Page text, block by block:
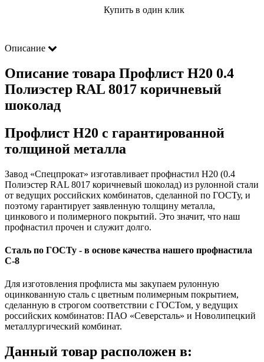
Купить в один клик
Описание
Описание товара Профлист Н20 0.4
Полиэстер RAL 8017 коричневый
шоколад
Профлист Н20 с гарантированной
толщиной металла
Завод «Спецпрокат» изготавливает профнастил Н20 (0.4
Полиэстер RAL 8017 коричневый шоколад) из рулонной стали
от ведущих российских комбинатов, сделанной по ГОСТу, и
поэтому гарантирует заявленную толщину металла,
цинкового и полимерного покрытий. Это значит, что наш
профнастил прочен и служит долго.
Сталь по ГОСТу - в основе качества нашего профнастила
C-8
Для изготовления профлиста мы закупаем рулонную
оцинкованную сталь с цветным полимерным покрытием,
сделанную в строгом соответствии с ГОСТом, у ведущих
российских комбинатов: ПАО «Северсталь» и Новолипецкий
металлургический комбинат.
Данный товар расположен в: